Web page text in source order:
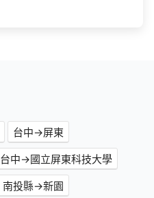
台中→屏東
台中→國立屏東科技大學
南投縣→新園